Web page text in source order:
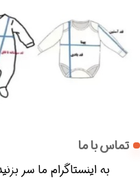
تماس با ما
​​به اینستاگرام ما سر